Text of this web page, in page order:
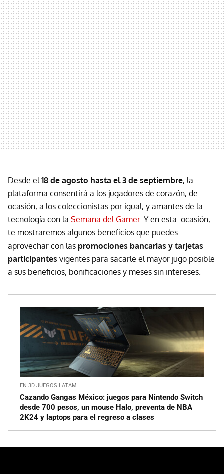
Desde el18 de agosto hasta el 3 de septiembre, la
plataforma consentirá a los jugadores de corazón, de
ocasión, a los coleccionistas por igual, y amantes de la
tecnología con la Semana del Gamer. Y en esta ocasión,
te mostraremos algunos beneficios que puedes
aprovechar con las promociones bancarias y tarjetas
participantes vigentes para sacarle el mayor jugo posible
a sus beneficios, bonificaciones y meses sin intereses.
EN 3D JUEGOS LATAM
Cazando Gangas México: juegos para Nintendo Switch
desde 700 pesos, un mouse Halo, preventa de NBA
2K24 y laptops para el regreso a clases